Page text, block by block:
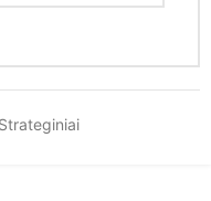
Strateginiai